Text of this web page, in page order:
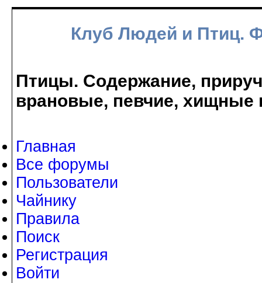
Клуб Людей и Птиц.
Птицы. Содержание,
врановые, певчие, хищные
Главная
Все форумы
Пользователи
Чайнику
Правила
Поиск
Регистрация
Войти